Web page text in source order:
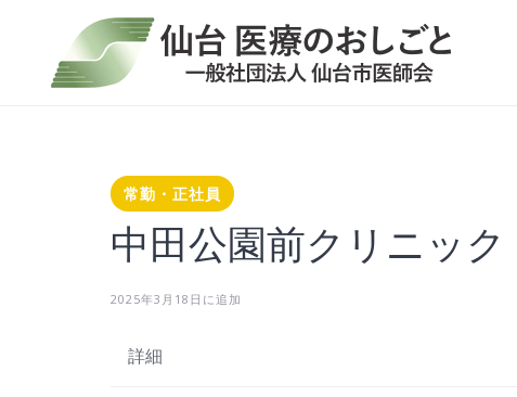
content
常勤・正社員
中田公園前クリニック
2025年3月18日に追加
詳細